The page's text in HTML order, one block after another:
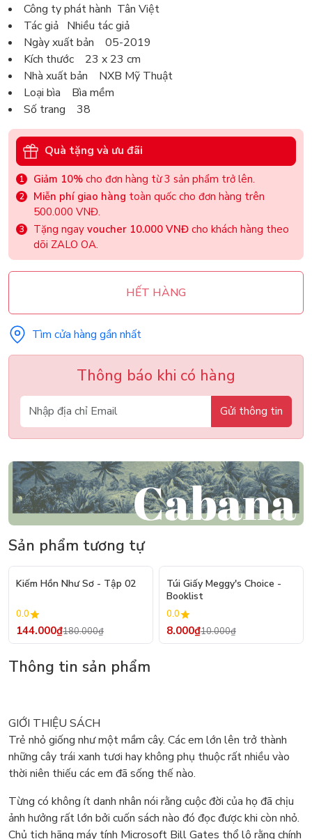
Công ty phát hành Tân Việt
Tác giả Nhiều tác giả
Ngày xuất bản 05-2019
Kích thước 23 x 23 cm
Nhà xuất bản NXB Mỹ Thuật
Loại bìa Bìa mềm
Số trang 38
Quà tặng và ưu đãi
Giảm 10% cho đơn hàng từ 3 sản phẩm trở lên.
Miễn phí giao hàng toàn quốc cho đơn hàng trên
500.000 VNĐ.
Tặng ngay voucher 10.000 VNĐ cho khách hàng theo
dõi ZALO OA.
HẾT HÀNG
Tìm cửa hàng gần nhất
Thông báo khi có hàng
Gửi thông tin
Sản phẩm tương tự
- 20%
Kiếm Hồn Như Sơ - Tập 02
0.0
144.000₫180.000₫
Túi Giấy Meggy's Choice -
Booklist
0.0
8.000₫10.000₫
Thông tin sản phẩm
GIỚI THIỆU SÁCH
Trẻ nhỏ giống như một mầm cây. Các em lớn lên trở thành
những cây trái xanh tươi hay không phụ thuộc rất nhiều vào
thời niên thiếu các em đã sống thế nào.
Từng có không ít danh nhân nói rằng cuộc đời của họ đã chịu
ảnh hưởng rất lớn bởi cuốn sách nào đó đọc được khi còn nhỏ.
Chủ tịch hãng máy tính Microsoft Bill Gates thổ lộ rằng chính